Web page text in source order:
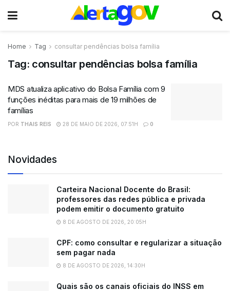
Home Tag consultar pendências bolsa família
Tag: consultar pendências bolsa família
MDS atualiza aplicativo do Bolsa Família com 9
funções inéditas para mais de 19 milhões de
famílias
POR THAIS REIS 28 DE MAIO DE 2026, 07:51H 0
Novidades
Carteira Nacional Docente do Brasil:
professores das redes pública e privada
podem emitir o documento gratuito
8 DE AGOSTO DE 2026, 20:05H
CPF: como consultar e regularizar a situação
sem pagar nada
8 DE AGOSTO DE 2026, 14:30H
Quais são os canais oficiais do INSS em